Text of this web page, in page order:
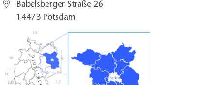
Babelsberger Straße 26
14473 Potsdam